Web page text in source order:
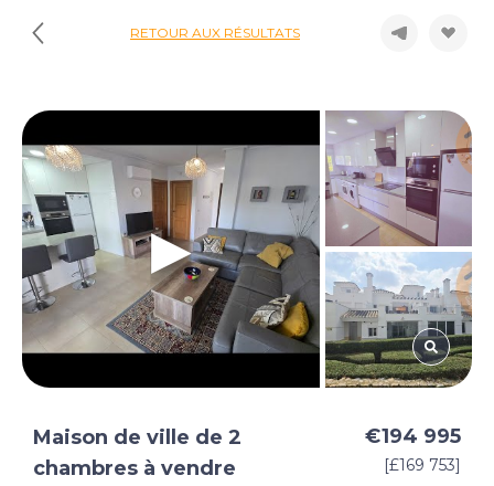
RETOUR AUX RÉSULTATS
Maison de ville de 2
chambres à vendre
€194 995
[£169 753]